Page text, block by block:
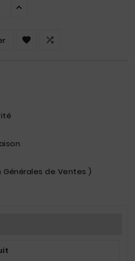
 
Générales de Ventes )